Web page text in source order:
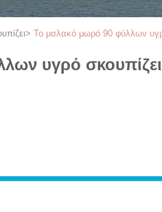
> Το μαλακό μωρό 90 φύλλων
υγρό